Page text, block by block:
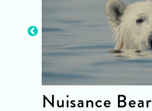
Nuisance Bear